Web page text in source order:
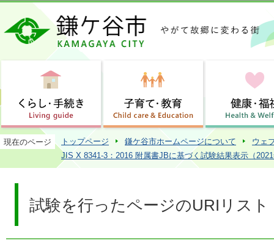
この
現在のページ トップページ 鎌ケ谷市ホームページについて
ウェ
JIS X 8341-3：2016 附属書JBに基づく試験結果表示（
試験を行ったページのURIリスト